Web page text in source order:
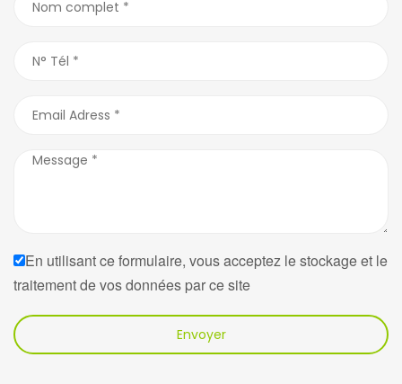
En utilisant ce formulaire, vous acceptez le stockage et le
traitement de vos données par ce site
Envoyer